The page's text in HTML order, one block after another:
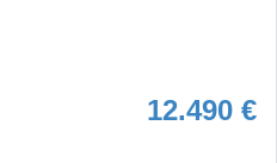
12.490 €